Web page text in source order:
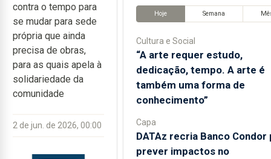
contra o tempo para
se mudar para sede
própria que ainda
precisa de obras,
para as quais apela à
solidariedade da
comunidade
2 de jun. de 2026, 00:00
Hoje Semana
Cultura e Social
“A arte requer estudo,
dedicação, tempo. A arte é
também uma forma de
conhecimento”
Capa
DATAz recria Banco Condor
prever impactos no